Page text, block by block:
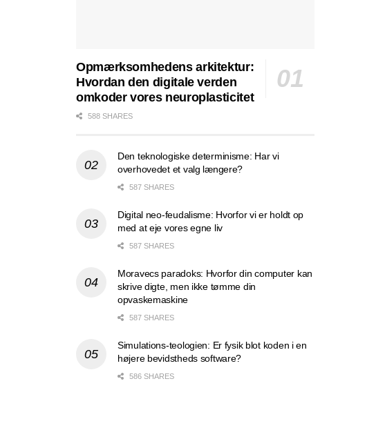
Opmærksomhedens arkitektur:
Hvordan den digitale verden
omkoder vores neuroplasticitet
588 SHARES
Den teknologiske determinisme: Har vi
overhovedet et valg længere?
587 SHARES
Digital neo-feudalisme: Hvorfor vi er holdt op
med at eje vores egne liv
587 SHARES
Moravecs paradoks: Hvorfor din computer kan
skrive digte, men ikke tømme din
opvaskemaskine
587 SHARES
Simulations-teologien: Er fysik blot koden i en
højere bevidstheds software?
586 SHARES